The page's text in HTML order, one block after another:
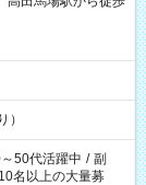
50代活躍中 / 副
10名以上の大量募